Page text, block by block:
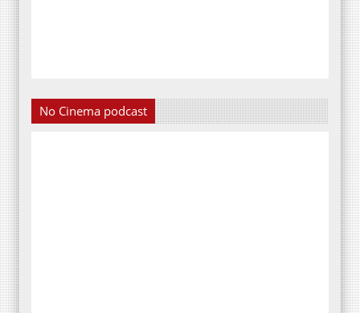
No Cinema podcast